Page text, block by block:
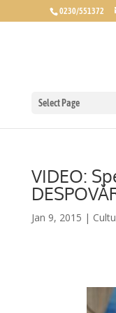
0230/551372
Select Page
VIDEO:
Jan 9, 2015 |